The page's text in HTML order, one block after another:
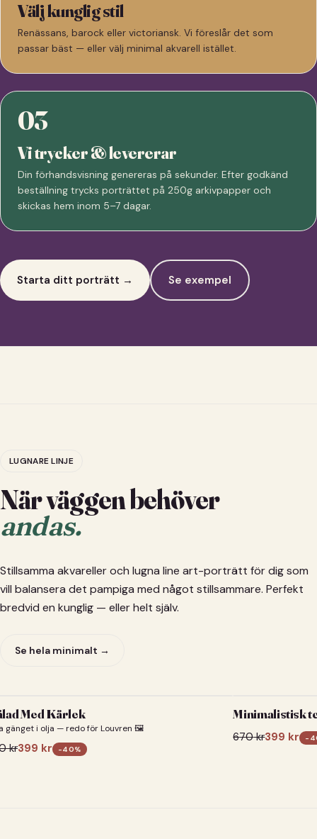
Välj kunglig stil
Renässans, barock eller victoriansk. Vi föreslår det som
passar bäst — eller välj minimal akvarell istället.
03
Vi trycker & levererar
Din förhandsvisning genereras på sekunder. Efter godkänd
beställning trycks porträttet på 250g arkivpapper och
skickas hem inom 5–7 dagar.
Starta ditt porträtt → Se exempel
LUGNARE LINJE
När väggen behöver
andas.
Stillsamma akvareller och lugna line art-porträtt för dig som
vill balansera det pampiga med något stillsammare. Perfekt
bredvid en kunglig — eller helt själv.
Se hela minimalt →
Med Kärlek
gänget i olja — redo för Louvren 🖼️
kr399 kr -40%
Minimalistisk
670kr399 kr -